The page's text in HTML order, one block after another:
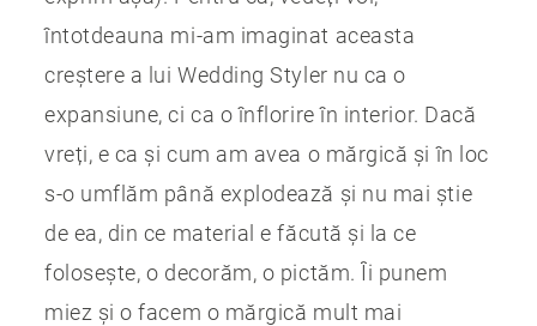
întotdeauna mi-am imaginat aceasta
creștere a lui Wedding Styler nu ca o
expansiune, ci ca o înflorire în interior. Dacă
vreți, e ca și cum am avea o mărgică și în loc
s-o umflăm până explodează și nu mai știe
de ea, din ce material e făcută și la ce
folosește, o decorăm, o pictăm. Îi punem
miez și o facem o mărgică mult mai